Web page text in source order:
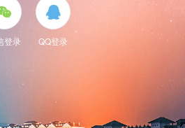
登录

QQ登录